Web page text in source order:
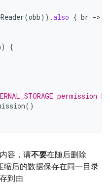
(obb)).also { br -
)
{
()
容，请不要在随后删除
缩后的数据保存在同一目录
到由